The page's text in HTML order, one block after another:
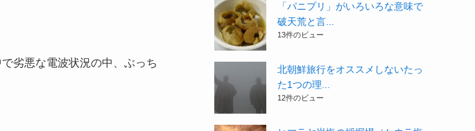
劣悪な電波状況の中、ぶっち
「パニプリ」がいろいろな意味で
破天荒と言...
13件のビュー
北朝鮮旅行をオススメしないたっ
た1つの理...
12件のビュー